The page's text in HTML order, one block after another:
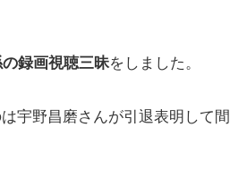
録画視聴三昧をしました。
宇野昌磨さんが引退表明して間